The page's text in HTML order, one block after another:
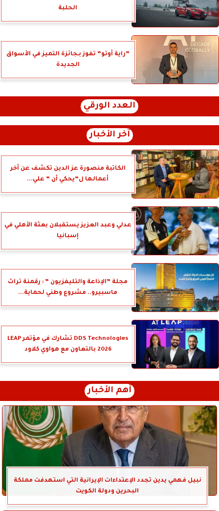
الحلبة
”راية أوتو” تفوز بـجائزة التميز في الأسواق
الجديدة
العدد الورقي
آخر الأخبار
الكاتبة منصورة عز الدين تكشف عن أخر
أعمالها ل”يحكي أن ” علي...
عدلي وعبد العزيز يستقبلان بعثة الأهلي في
إسبانيا
مجلة ”الإذاعة والتليفزيون ” : رقمنة تراث
ماسبيرو.. مشروع وطني لحماية...
DDS Technologies تشارك في مؤتمر LEAP
2026 بالتعاون مع هواوي كلاود
أهم الأخبار
نبيل فهمي يدين تجدد الإعتداءات الإيرانية التي استهدفت مملكة
البحرين ودولة الكويت